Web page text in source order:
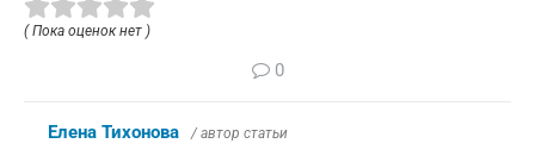
( Пока оценок нет )
0
Елена Тихонова / автор статьи